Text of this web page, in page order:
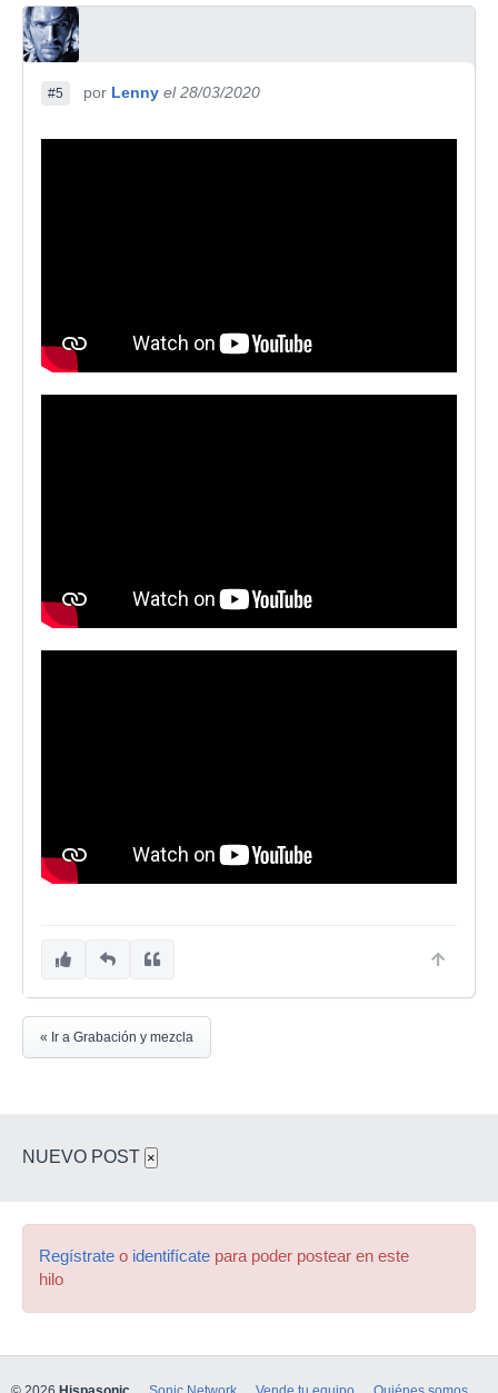
#5 por Lenny el 28/03/2020
« Ir a Grabación y mezcla
NUEVO POST ×
Regístrate o identifícate para poder postear en este
hilo